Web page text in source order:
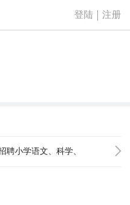
登陆 注册
聘小学语文、科学、